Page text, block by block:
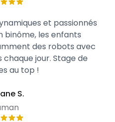
et passionnés
binôme, les enfants
des robots avec
jour. Stage de
au top !
S.